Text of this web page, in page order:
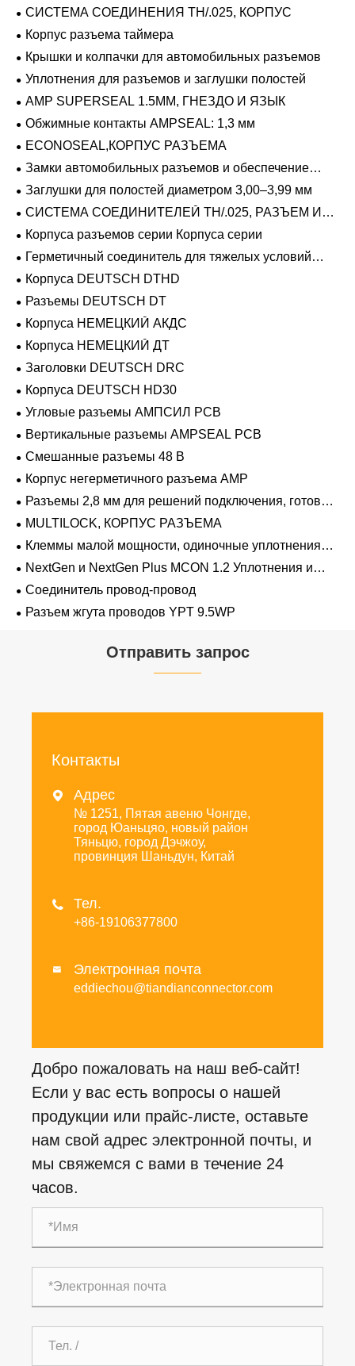
герметичный
СИСТЕМА СОЕДИНЕНИЯ TH/.025, КОРПУС
Корпус разъема таймера
Крышки и колпачки для автомобильных разъемов
Уплотнения для разъемов и заглушки полостей
AMP SUPERSEAL 1.5MM, ГНЕЗДО И ЯЗЫК
Обжимные контакты AMPSEAL: 1,3 мм
ECONOSEAL,КОРПУС РАЗЪЕМА
Замки автомобильных разъемов и обеспечение
положения
Заглушки для полостей диаметром 3,00–3,99 мм
СИСТЕМА СОЕДИНИТЕЛЕЙ TH/.025, РАЗЪЕМ И
ВКЛАДЫШ
Корпуса разъемов серии Корпуса серии
Герметичный соединитель для тяжелых условий
эксплуатации Фиксирующие направляющие серии
Корпуса DEUTSCH DTHD
Разъемы DEUTSCH DT
Корпуса НЕМЕЦКИЙ АКДС
Корпуса НЕМЕЦКИЙ ДТ
Заголовки DEUTSCH DRC
Корпуса DEUTSCH HD30
Угловые разъемы АМПСИЛ PCB
Вертикальные разъемы AMPSEAL PCB
Смешанные разъемы 48 В
Корпус негерметичного разъема AMP
Разъемы 2,8 мм для решений подключения, готовых
к напряжению 48 В
MULTILOCK, КОРПУС РАЗЪЕМА
Клеммы малой мощности, одиночные уплотнения
проводов 1,2 мм-2,8 мм
NextGen и NextGen Plus MCON 1.2 Уплотнения и
заглушки для полостей с одинарной проволокой с
замком-копьем
Соединитель провод-провод
Разъем жгута проводов YPT 9.5WP
Отправить запрос
Контакты
 Адрес
№ 1251, Пятая авеню Чонгде,
город Юаньцяо, новый район
Тяньцю, город Дэчжоу,
провинция Шаньдун, Китай
 Тел.
+86-19106377800
 Электронная почта
eddiechou@tiandianconnector.com
Добро пожаловать на наш веб-сайт!
Если у вас есть вопросы о нашей
продукции или прайс-листе, оставьте
нам свой адрес электронной почты, и
мы свяжемся с вами в течение 24
часов.